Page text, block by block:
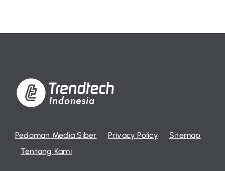
Pedoman Media Siber Privacy Policy
Sitemap
Tentang Kami